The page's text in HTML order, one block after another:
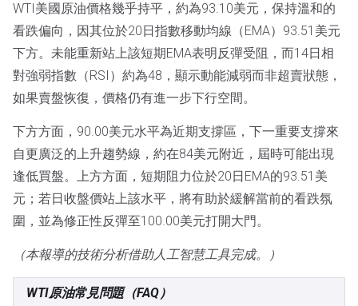
WTI美國原油價格幾乎持平，約為93.10美元，保持溫和的
看跌偏向，因其位於20日指數移動均線（EMA）93.51美元
下方。未能重新站上該短期EMA表明反彈受阻，而14日相
對強弱指數（RSI）約為48，顯示動能減弱而非超賣狀態，
如果賣盤恢復，價格仍有進一步下行空間。
下方方面，90.00美元水平為近期支撐區，下一重要支撐來
自更廣泛的上升趨勢線，約在84美元附近，屆時可能出現
逢低買盤。上方方面，短期阻力位於20日EMA的93.51美
元；若日收盤價站上該水平，將有助於緩解當前的看跌氛
圍，並為修正性反彈至100.00美元打開大門。
（本報導的技術分析借助人工智慧工具完成。）
WTI原油常見問題（FAQ）